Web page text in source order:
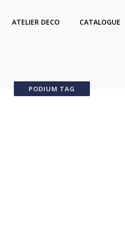
ATELIER DECO CATALOGUE
PODIUM TAG